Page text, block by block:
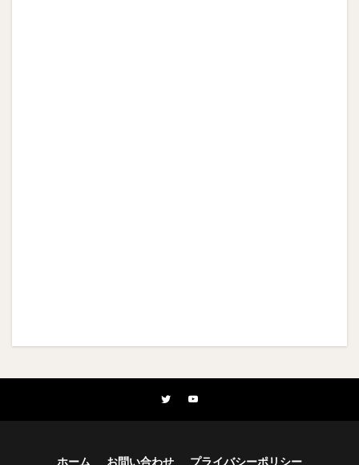
ホーム お問い合わせ プライバシーポリシー